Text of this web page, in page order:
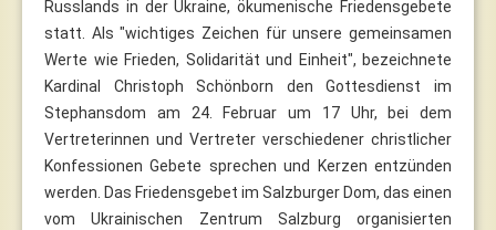
Russlands in der Ukraine, ökumenische Friedensgebete
statt. Als "wichtiges Zeichen für unsere gemeinsamen
Werte wie Frieden, Solidarität und Einheit", bezeichnete
Kardinal Christoph Schönborn den Gottesdienst im
Stephansdom am 24. Februar um 17 Uhr, bei dem
Vertreterinnen und Vertreter verschiedener christlicher
Konfessionen Gebete sprechen und Kerzen entzünden
werden. Das Friedensgebet im Salzburger Dom, das einen
vom Ukrainischen Zentrum Salzburg organisierten